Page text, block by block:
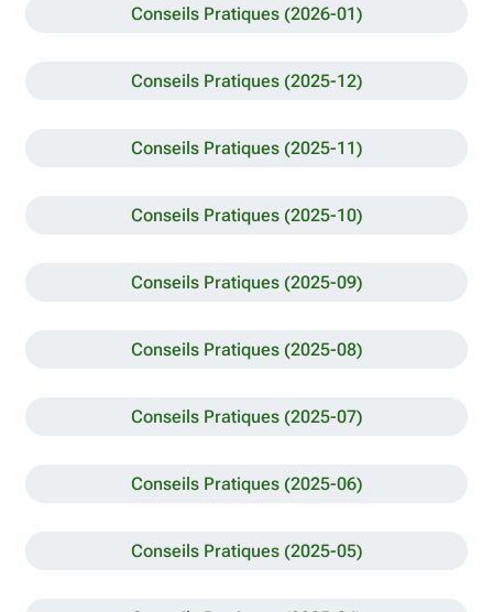
Conseils Pratiques (2026-01)
Conseils Pratiques (2025-12)
Conseils Pratiques (2025-11)
Conseils Pratiques (2025-10)
Conseils Pratiques (2025-09)
Conseils Pratiques (2025-08)
Conseils Pratiques (2025-07)
Conseils Pratiques (2025-06)
Conseils Pratiques (2025-05)